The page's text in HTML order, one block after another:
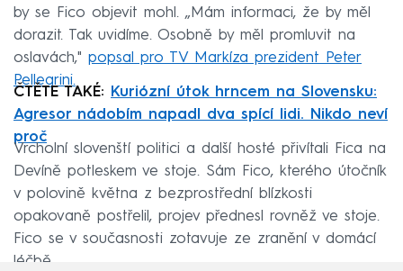
by se Fico objevit mohl. „Mám informaci, že by měl
dorazit. Tak uvidíme. Osobně by měl promluvit na
oslavách," popsal pro TV Markíza prezident Peter
Pellegrini.
ČTĚTE TAKÉ: Kuriózní útok hrncem na Slovensku:
Agresor nádobím napadl dva spící lidi. Nikdo neví
proč
Vrcholní slovenští politici a další hosté přivítali Fica na
Devíně potleskem ve stoje. Sám Fico, kterého útočník
v polovině května z bezprostřední blízkosti
opakovaně postřelil, projev přednesl rovněž ve stoje.
Fico se v současnosti zotavuje ze zranění v domácí
léčbě.